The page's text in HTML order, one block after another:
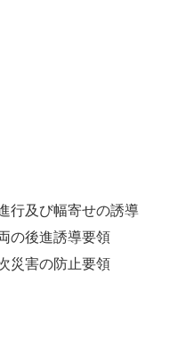
行及び幅寄せの誘導
の後進誘導要領
災害の防止要領